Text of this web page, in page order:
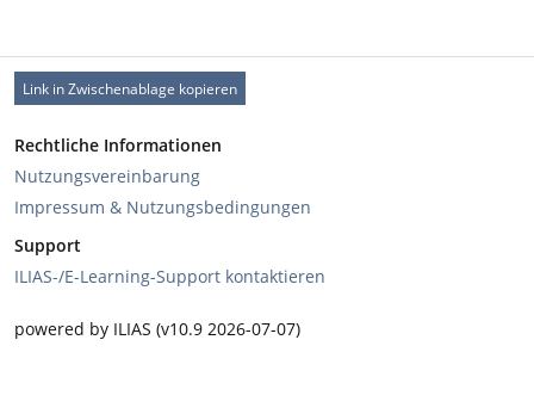
Link in Zwischenablage kopieren
Rechtliche Informationen
Nutzungsvereinbarung
Impressum & Nutzungsbedingungen
Support
ILIAS-/E-Learning-Support kontaktieren
powered by ILIAS (v10.9 2026-07-07)